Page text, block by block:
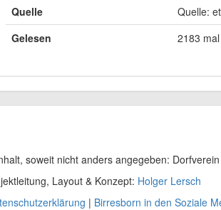
Quelle
Quelle:
Gelesen
2183 mal
soweit nicht anders angegeben:
Layout & Konzept: Holger Lersch
| Birresborn in den Soziale